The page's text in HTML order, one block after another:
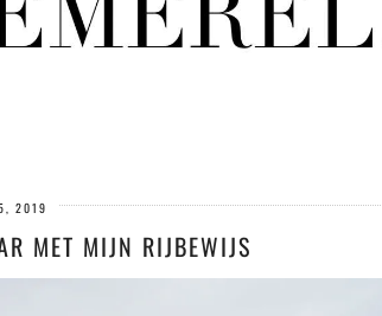
2019
MET MIJN RIJBEWIJS